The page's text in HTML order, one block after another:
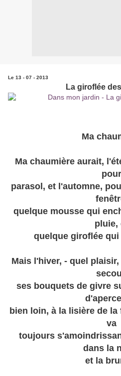
Le 13 - 07 - 2013
La giroflée
Ma
Ma chaumière aurait,
pour
parasol, et l'automne,
quelque mousse qui
pluie,
quelque giroflée
Mais l'hiver, - quel
ses bouquets de givre
bien loin, à la lisière de
va
toujours
dans la
et la